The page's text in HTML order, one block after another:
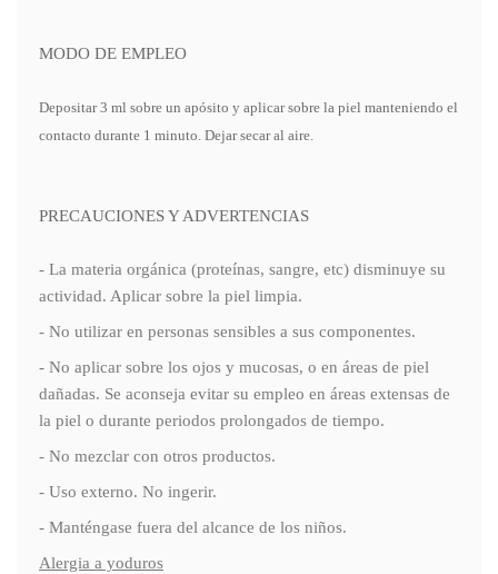
MODO DE EMPLEO
Depositar 3 ml sobre un apósito y aplicar sobre la piel manteniendo el
contacto durante 1 minuto. Dejar secar al aire.
PRECAUCIONES Y ADVERTENCIAS
- La materia orgánica (proteínas, sangre, etc) disminuye su
actividad. Aplicar sobre la piel limpia.
- No utilizar en personas sensibles a sus componentes.
- No aplicar sobre los ojos y mucosas, o en áreas de piel
dañadas. Se aconseja evitar su empleo en áreas extensas de
la piel o durante periodos prolongados de tiempo.
- No mezclar con otros productos.
- Uso externo. No ingerir.
- Manténgase fuera del alcance de los niños.
Alergia a yoduros